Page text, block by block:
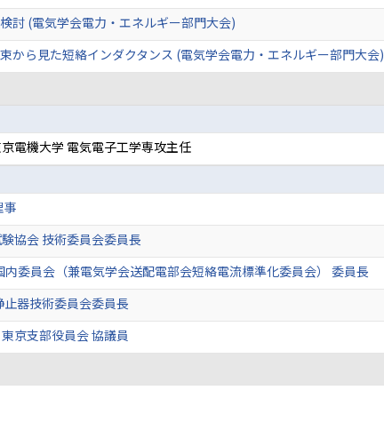
討 (電気学会電力・エネルギー部門大会)
から見た短絡インダクタンス (電気学会電力・エネルギー部門大会)
電機大学 電気電子工学専攻主任
事
協会 技術委員会委員長
内委員会（兼電気学会送配電部会短絡電流標準化委員会） 委員長
止器技術委員会委員長
京支部役員会 協議員